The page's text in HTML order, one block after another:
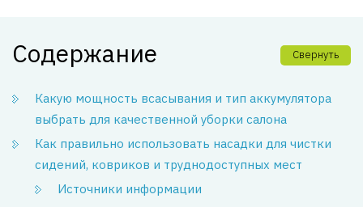
Содержание Свернуть
Какую мощность всасывания и тип аккумулятора
выбрать для качественной уборки салона
Как правильно использовать насадки для чистки
сидений, ковриков и труднодоступных мест
Источники информации